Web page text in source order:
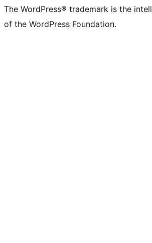
The WordPress® trademark is the
of the WordPress Foundation.